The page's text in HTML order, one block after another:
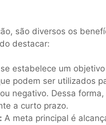
são diversos os
destacar:
estabelece um
podem ser utilizados
negativo. Dessa
a curto prazo.
A meta principal é